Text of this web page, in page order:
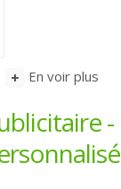
En voir plus
-